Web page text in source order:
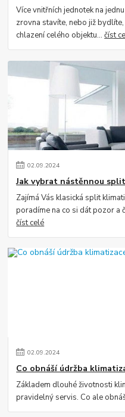
Více vnitřních jednotek na
zrovna stavíte, nebo již
chlazení celého objektu...číst
02.09.2024
Jak vybrat nástěnnou
Zajímá Vás klasická split
poradíme na co si dát pozor a
číst celé
02.09.2024
Co obnáší údržba
Základem dlouhé životnosti
pravidelný servis. Co ale